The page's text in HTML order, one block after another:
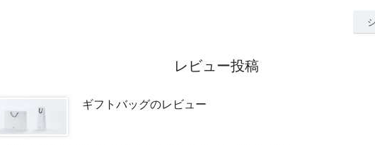
レビュー投稿
ギフトバッグのレビュー